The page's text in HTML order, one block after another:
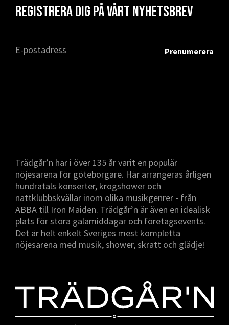
Registrera dig på vårt nyhetsbrev
Trädgår’n har i över 135 år varit en populär
nöjesarena för göteborgare. Här arrangeras årligen
hundratals konserter, krogshower och
nattklubbskvällar inom olika musikgenrer - från
ABBA till Iron Maiden. Trädgår’n är även en idealisk
plats för stora galamiddagar och företagsevents.
Det är helt enkelt Sveriges mest kompletta
nöjesarena med musik, shower, skratt och glädje!